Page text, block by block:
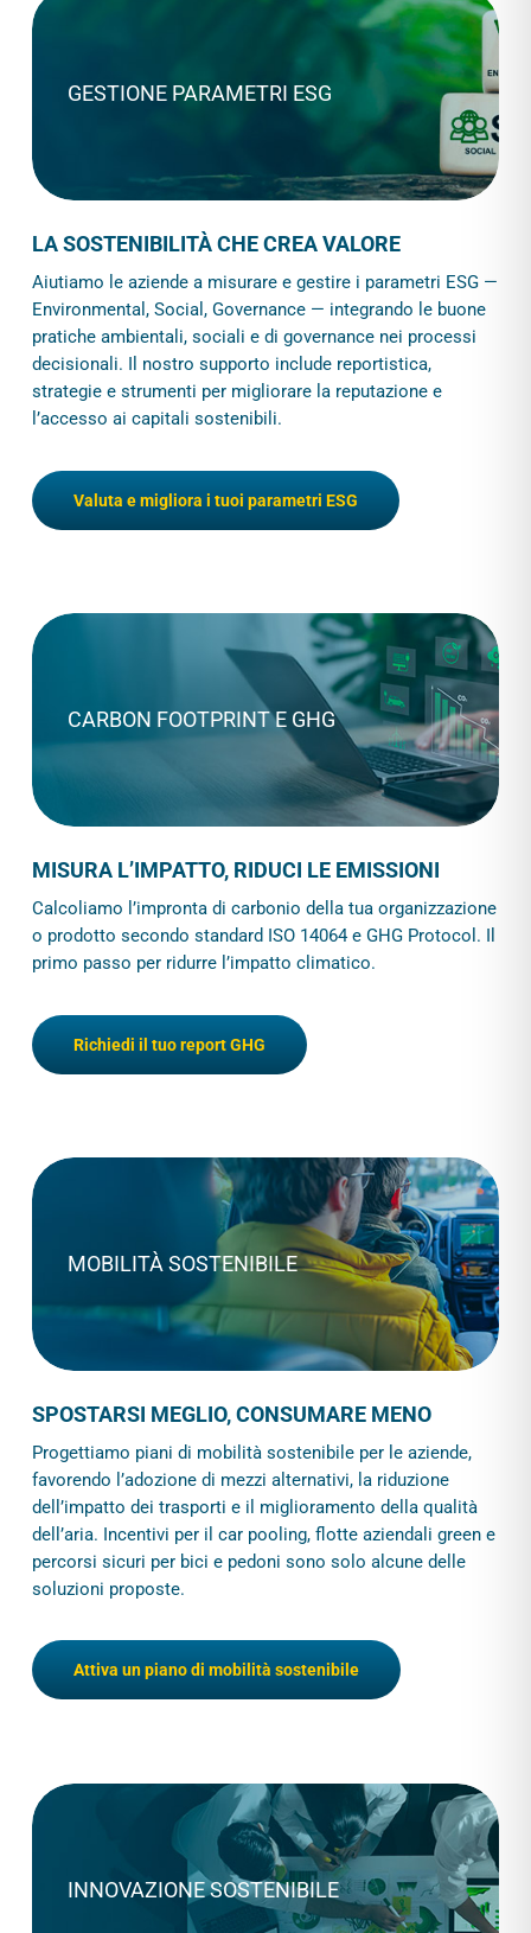
GESTIONE PARAMETRI ESG
LA SOSTENIBILITÀ CHE CREA VALORE
Aiutiamo le aziende a misurare e gestire i parametri ESG —
Environmental, Social, Governance — integrando le buone
pratiche ambientali, sociali e di governance nei processi
decisionali. Il nostro supporto include reportistica,
strategie e strumenti per migliorare la reputazione e
l’accesso ai capitali sostenibili.
Valuta e migliora i tuoi parametri ESG
CARBON FOOTPRINT E GHG
MISURA L’IMPATTO, RIDUCI LE EMISSIONI
Calcoliamo l’impronta di carbonio della tua organizzazione
o prodotto secondo standard ISO 14064 e GHG Protocol. Il
primo passo per ridurre l’impatto climatico.
Richiedi il tuo report GHG
MOBILITÀ SOSTENIBILE
SPOSTARSI MEGLIO, CONSUMARE MENO
Progettiamo piani di mobilità sostenibile per le aziende,
favorendo l’adozione di mezzi alternativi, la riduzione
dell’impatto dei trasporti e il miglioramento della qualità
dell’aria. Incentivi per il car pooling, flotte aziendali green e
percorsi sicuri per bici e pedoni sono solo alcune delle
soluzioni proposte.
Attiva un piano di mobilità sostenibile
INNOVAZIONE SOSTENIBILE